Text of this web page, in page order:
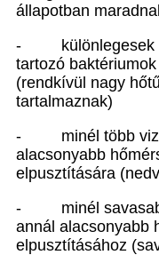
állapotban
-
tartozó
(rendkívül nagy
tartalmaznak)
-
minél több
alacsonyabb
elpusztítására
-
minél
annál alacsonyabb
elpusztításához